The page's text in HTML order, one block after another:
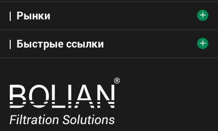
Рынки 
Быстрые ссылки 